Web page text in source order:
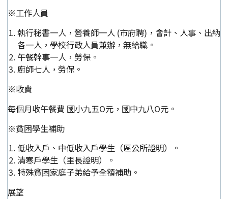
※工作人員
執行秘書一人，營養師一人 (市府聘)，會計、人事、出納
各一人，學校行政人員兼辦，無給職。
午餐幹事一人，勞保。
廚師七人，勞保。
※收費
每個月收午餐費 國小九五O元，國中九八O元。
※貧困學生補助
低收入戶、中低收入戶學生（區公所證明）。
清寒戶學生（里長證明）。
特殊貧困家庭子弟給予全額補助。
展望